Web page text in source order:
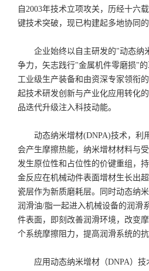
自2003年技术立项攻关，历经十六
键技术突破，现已构建起多地协同的
企业始终以自主研发的"动态纳
争力，矢志践行"金属机件零磨损"
工业级生产装备和由资深专家领衔
起技术研发创新与产业化应用转化
品迭代升级注入科技动能。
动态纳米增材(DNPA)技术，利
会产生摩擦热能，纳米增材材料与
发生原位性和占位性的价键重组，
金反应在机械动件表面增材生长出
瓷层作为新质磨耗层。同时动态纳
润滑油/脂一起进入机械设备的润滑
件表面，即刻改善润滑环境，改变
个系统摩擦阻力，提高润滑系统的抗
应用动态纳米增材（DNPA）技